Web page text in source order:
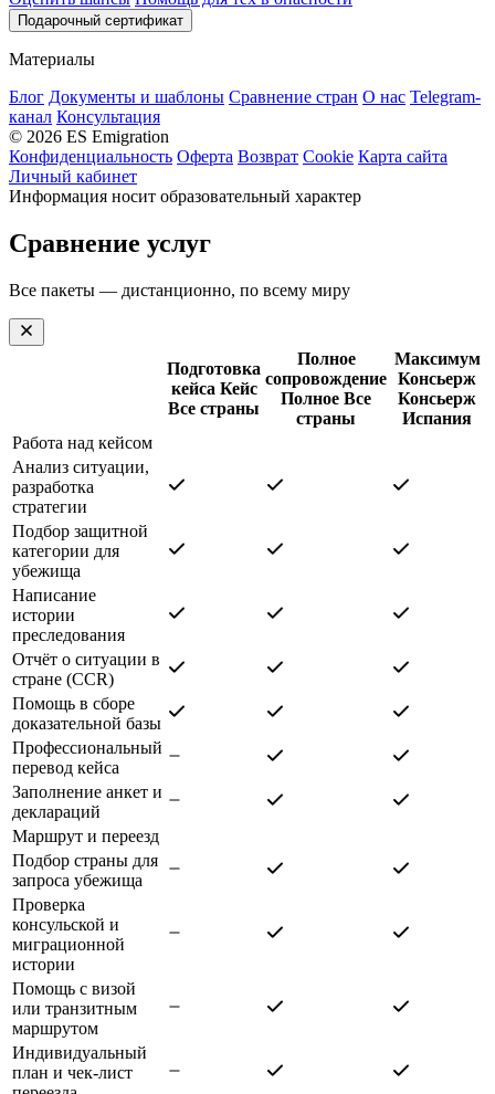
Подарочный сертификат
Материалы
Блог Документы и шаблоны Сравнение стран О нас Telegram-
канал Консультация
© 2026 ES Emigration
Конфиденциальность Оферта Возврат Cookie Карта сайта
Личный кабинет
Информация носит образовательный характер
Сравнение услуг
Все пакеты — дистанционно, по всему миру
Подготовка
кейса Кейс
Все страны
Полное
сопровождение
Полное Все
страны
Максимум
Консьерж
Консьерж
Испания
Работа над кейсом
Анализ ситуации,
разработка
стратегии
Подбор защитной
категории для
убежища
Написание
истории
преследования
Отчёт о ситуации в
стране (CCR)
Помощь в сборе
доказательной базы
Профессиональный
перевод кейса
Заполнение анкет и
деклараций
Маршрут и переезд
Подбор страны для
запроса убежища
Проверка
консульской и
миграционной
истории
Помощь с визой
или транзитным
маршрутом
Индивидуальный
план и чек-лист